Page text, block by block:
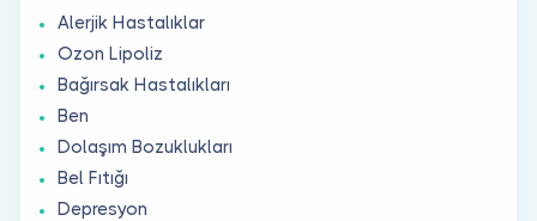
Alerjik Hastalıklar
Ozon Lipoliz
Bağırsak Hastalıkları
Ben
Dolaşım Bozuklukları
Bel Fıtığı
Depresyon